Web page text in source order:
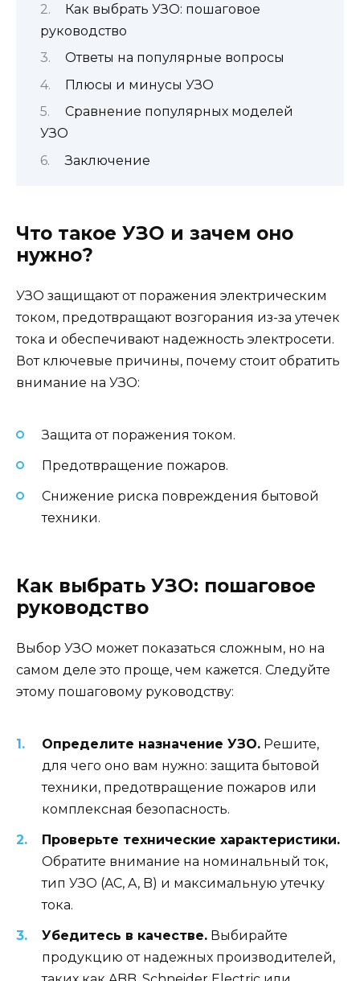
Как выбрать УЗО: пошаговое
руководство
Ответы на популярные вопросы
Плюсы и минусы УЗО
Сравнение популярных моделей
УЗО
Заключение
Что такое УЗО и зачем оно
нужно?
УЗО защищают от поражения электрическим
током, предотвращают возгорания из-за утечек
тока и обеспечивают надежность электросети.
Вот ключевые причины, почему стоит обратить
внимание на УЗО:
Защита от поражения током.
Предотвращение пожаров.
Снижение риска повреждения бытовой
техники.
Как выбрать УЗО: пошаговое
руководство
Выбор УЗО может показаться сложным, но на
самом деле это проще, чем кажется. Следуйте
этому пошаговому руководству:
Определите назначение УЗО. Решите,
для чего оно вам нужно: защита бытовой
техники, предотвращение пожаров или
комплексная безопасность.
Проверьте технические характеристики.
Обратите внимание на номинальный ток,
тип УЗО (AC, A, B) и максимальную утечку
тока.
Убедитесь в качестве. Выбирайте
продукцию от надежных производителей,